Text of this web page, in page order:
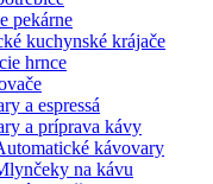
pekárne
kuchynské krájače
hrnce
a espressá
a príprava kávy
kávovary
na kávu